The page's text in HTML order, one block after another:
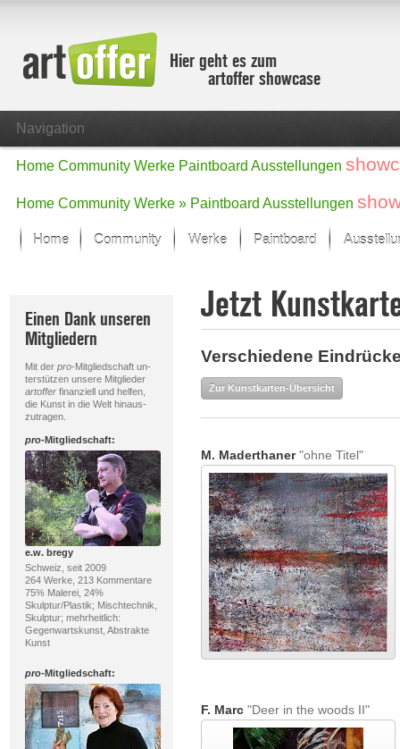
Hier geht es zum
artoffer showcase
Navigation
Home Community Werke Paintboard Ausstellungen
Home Community Werke » Paintboard Ausstellungen
Home Community Werke
Der letzte Monat im Fokus
Alle Fokus-Werke
Fokus-Werke
Neue Werke – Auswahl
Alle neuen Werke
Paintboard
Einen Dank unseren
Mitgliedern
Mit der pro-Mitgliedschaft un-
terstützen unsere Mitglieder
artofferfinanziell und helfen,
die Kunst in die Welt hinaus-
zutragen.
pro-Mitgliedschaft:
e.w. bregy
Schweiz, seit 2009
264 Werke, 213 Kommentare
75% Malerei, 24%
Skulptur/Plastik; Mischtechnik,
Skulptur; mehrheitlich:
Gegenwartskunst, Abstrakte
Kunst
pro-Mitgliedschaft:
Jetzt
Verschiedene
Zur Kunstkarten-Übersicht
M. Maderthaner"ohne Titel"
F. Marc"Deer in the woods II"